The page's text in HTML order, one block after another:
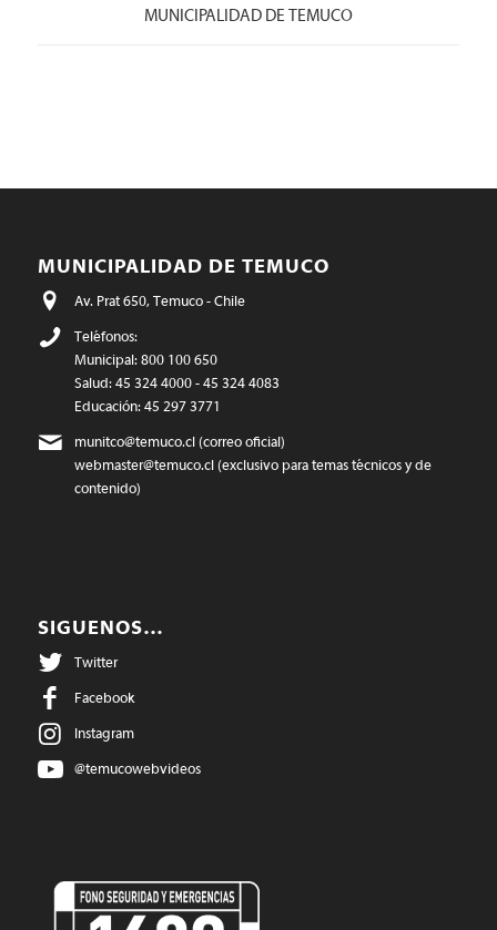
MUNICIPALIDAD DE TEMUCO
MUNICIPALIDAD DE TEMUCO
Av. Prat 650, Temuco - Chile
Teléfonos:
Municipal: 800 100 650
Salud: 45 324 4000 - 45 324 4083
Educación: 45 297 3771
munitco@temuco.cl(correo oficial)
webmaster@temuco.cl(exclusivo para temas técnicos y de
contenido)
SIGUENOS…
Twitter
Facebook
Instagram
@temucowebvideos